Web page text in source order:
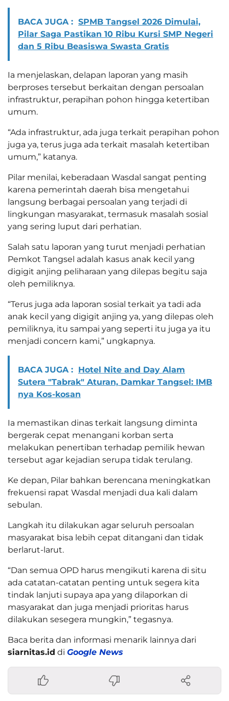
BACA JUGA : SPMB Tangsel 2026 Dimulai,
Pilar Saga Pastikan 10 Ribu Kursi SMP Negeri
dan 5 Ribu Beasiswa Swasta Gratis
Ia menjelaskan, delapan laporan yang masih
berproses tersebut berkaitan dengan persoalan
infrastruktur, perapihan pohon hingga ketertiban
umum.
“Ada infrastruktur, ada juga terkait perapihan pohon
juga ya, terus juga ada terkait masalah ketertiban
umum,” katanya.
Pilar menilai, keberadaan Wasdal sangat penting
karena pemerintah daerah bisa mengetahui
langsung berbagai persoalan yang terjadi di
lingkungan masyarakat, termasuk masalah sosial
yang sering luput dari perhatian.
Salah satu laporan yang turut menjadi perhatian
Pemkot Tangsel adalah kasus anak kecil yang
digigit anjing peliharaan yang dilepas begitu saja
oleh pemiliknya.
“Terus juga ada laporan sosial terkait ya tadi ada
anak kecil yang digigit anjing ya, yang dilepas oleh
pemiliknya, itu sampai yang seperti itu juga ya itu
menjadi concern kami,” ungkapnya.
BACA JUGA : Hotel Nite and Day Alam
Sutera "Tabrak" Aturan, Damkar Tangsel: IMB
nya Kos-kosan
Ia memastikan dinas terkait langsung diminta
bergerak cepat menangani korban serta
melakukan penertiban terhadap pemilik hewan
tersebut agar kejadian serupa tidak terulang.
Ke depan, Pilar bahkan berencana meningkatkan
frekuensi rapat Wasdal menjadi dua kali dalam
sebulan.
Langkah itu dilakukan agar seluruh persoalan
masyarakat bisa lebih cepat ditangani dan tidak
berlarut-larut.
“Dan semua OPD harus mengikuti karena di situ
ada catatan-catatan penting untuk segera kita
tindak lanjuti supaya apa yang dilaporkan di
masyarakat dan juga menjadi prioritas harus
dilakukan sesegera mungkin,” tegasnya.
Baca berita dan informasi menarik lainnya dari
siarnitas.id di Google News